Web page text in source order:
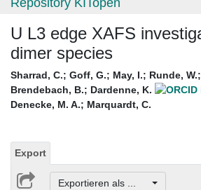
Repository KITopen
U L3 edge XAFS
dimer species
Sharrad, C.; Goff, G.; May, I.; Runde, W.;
Brendebach, B.; Dardenne, K.
Denecke, M. A.; Marquardt, C.
Export
Exportieren als ...